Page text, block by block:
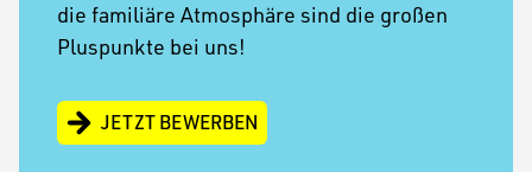
die familiäre Atmosphäre sind die großen
Pluspunkte bei uns!
JETZT BEWERBEN